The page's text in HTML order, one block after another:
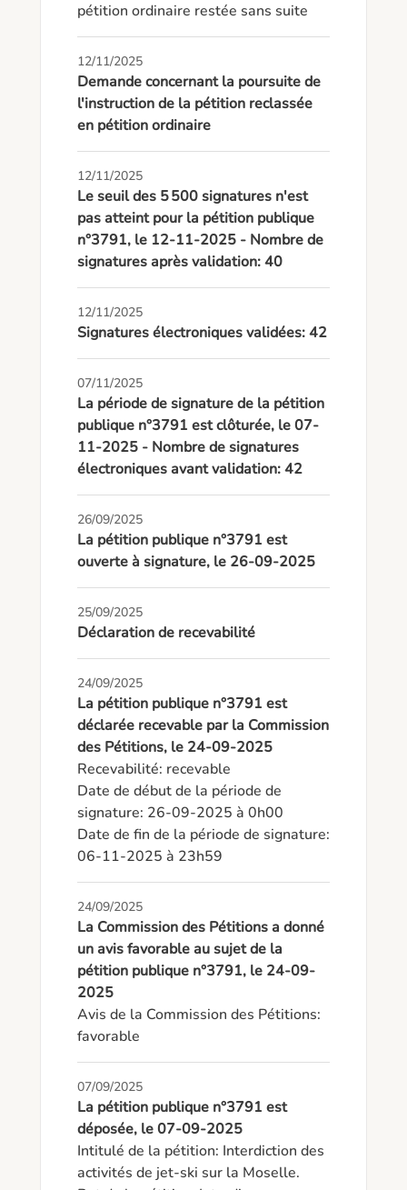
pétition ordinaire restée sans suite
12/11/2025
Demande concernant la poursuite de
l'instruction de la pétition reclassée
en pétition ordinaire
12/11/2025
Le seuil des 5 500 signatures n'est
pas atteint pour la pétition publique
n°3791, le 12-11-2025 - Nombre de
signatures après validation: 40
12/11/2025
Signatures électroniques validées: 42
07/11/2025
La période de signature de la pétition
publique n°3791 est clôturée, le 07-
11-2025 - Nombre de signatures
électroniques avant validation: 42
26/09/2025
La pétition publique n°3791 est
ouverte à signature, le 26-09-2025
25/09/2025
Déclaration de recevabilité
24/09/2025
La pétition publique n°3791 est
déclarée recevable par la Commission
des Pétitions, le 24-09-2025
Recevabilité: recevable
Date de début de la période de
signature: 26-09-2025 à 0h00
Date de fin de la période de signature:
06-11-2025 à 23h59
24/09/2025
La Commission des Pétitions a donné
un avis favorable au sujet de la
pétition publique n°3791, le 24-09-
2025
Avis de la Commission des Pétitions:
favorable
07/09/2025
La pétition publique n°3791 est
déposée, le 07-09-2025
Intitulé de la pétition: Interdiction des
activités de jet-ski sur la Moselle.